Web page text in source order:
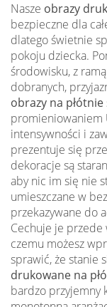
Nasze obrazy
bezpieczne dla
dlatego świetnie
pokoju dziecka.
środowisku, z
dobranych,
obrazy na płótnie
promieniowaniem
intensywności i
prezentuje się
dekoracje są
aby nic im się nie
umieszczane w
przekazywane do
Cechuje je przede
czemu możesz
sprawić, że stanie
drukowane na
bardzo przyjemny